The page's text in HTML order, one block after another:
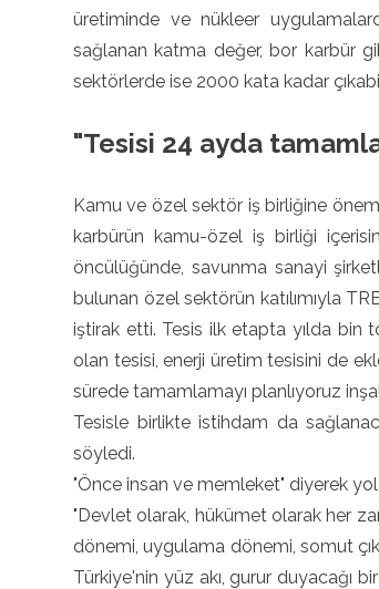
üretiminde ve nükleer
sağlanan katma değer, bor karbür
sektörlerde ise 2000 kata kadar
"Tesisi 24 ayda
Kamu ve özel sektör iş birliğine
karbürün kamu-özel iş birliği
öncülüğünde, savunma sanayi
bulunan özel sektörün katılımıyla
iştirak etti. Tesis ilk etapta yılda bin
olan tesisi, enerji üretim tesisini de
sürede tamamlamayı planlıyoruz
Tesisle birlikte istihdam da
söyledi.
"Önce insan ve memleket" diyerek
"Devlet olarak, hükümet olarak her
dönemi, uygulama dönemi, somut
Türkiye'nin yüz akı, gurur duyacağı